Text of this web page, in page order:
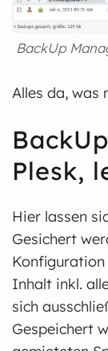
BackUp
Alles da, was
Plesk,
Hier lassen
Gesichert
Inhalt inkl.
sich
Gespeichert